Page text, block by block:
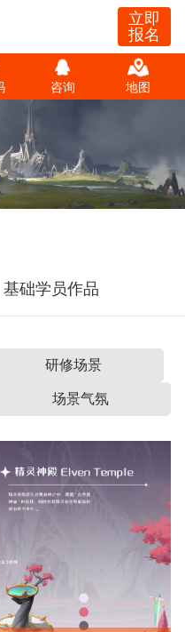
立即
报名
咨询 地图
基础学员作品
研修场景
场景气氛